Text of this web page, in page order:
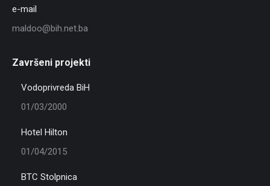
e-mail
maldoo@bih.net.ba
Završeni projekti
Vodoprivreda BiH
01/03/2000
Hotel Hilton
01/04/2015
BTC Stolpnica